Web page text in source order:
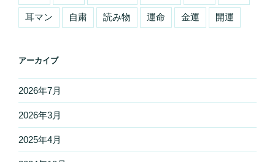
耳マン 自粛 読み物 運命 金運 開運
アーカイブ
2026年7月
2026年3月
2025年4月